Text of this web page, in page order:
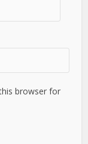
browser for